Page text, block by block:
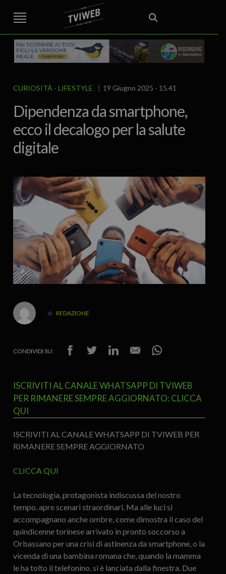
STREET TG CRONACA VENETO
VICENZA E PROVINCIA
AREA BERICA
ECONOMIA ATTUALITA’ POLITICA
EDITORIALE ITALIA E MONDO CURIOSITÀ – LIFESTYLE
CULTURA ARTE
SPORT
IL GRAFFIO FOOD & DRINK FUORIPORTA EROTICO VICENTINO
CURIOSITÀ - LIFESTYLE 19 Giugno 2025 - 15.41
Dipendenza da smartphone,
ecco il decalogo per la salute
digitale
REDAZIONE
CONDIVIDI SU:
ISCRIVITI AL CANALE WHATSAPP DI TVIWEB
PER RIMANERE SEMPRE AGGIORNATO: CLICCA
QUI
ISCRIVITI AL CANALE WHATSAPP DI TVIWEB PER
RIMANERE SEMPRE AGGIORNATO
CLICCA QUI
La tecnologia, protagonista indiscussa del nostro
tempo, apre scenari straordinari. Ma alle luci si
accompagnano anche ombre, come dimostra il caso del
quindicenne torinese arrivato in pronto soccorso a
Orbassano per una crisi di astinenza da smartphone, o la
vicenda di una bambina romana che, quando la mamma
le ha tolto il telefonino, si è lanciata dalla finestra. Due